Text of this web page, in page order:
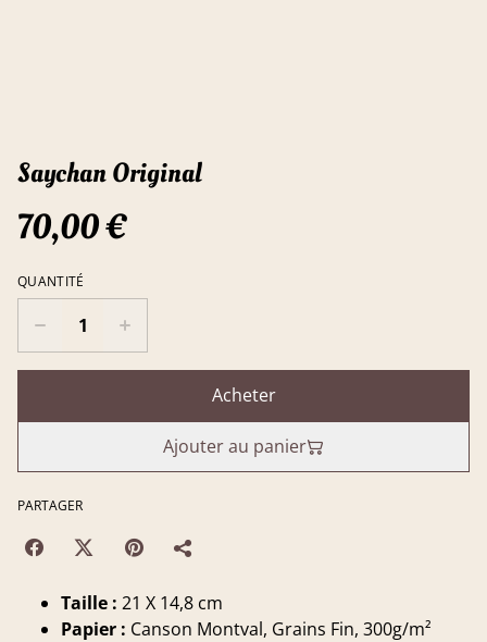
Saychan Original
70,00 €
QUANTITÉ
Acheter
Ajouter au panier
PARTAGER
Taille : 21 X 14,8 cm
Papier : Canson Montval, Grains Fin, 300g/m²